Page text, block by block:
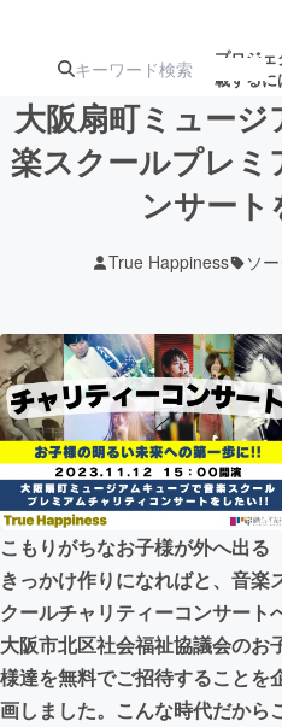
プロジ
載するに
注目のリ 注目の新着プ
テクノロジー・ガジ
映像・映画
ビジネス・起業
まちづくり・地域活
CAMPFIRE for Social
CAMPFIREふるさと納税
大阪扇町ミュー
楽スクールプレミ
ンサー
True Happiness ソ
こもりがちなお子様が外へ出る
きっかけ作りになればと、音楽
クールチャリティーコンサート
大阪市北区社会福祉協議会のお
様達を無料でご招待することを
画しました。こんな時代だから